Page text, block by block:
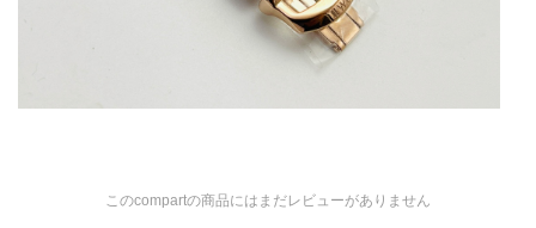
このcompartの商品にはまだレビューがありません